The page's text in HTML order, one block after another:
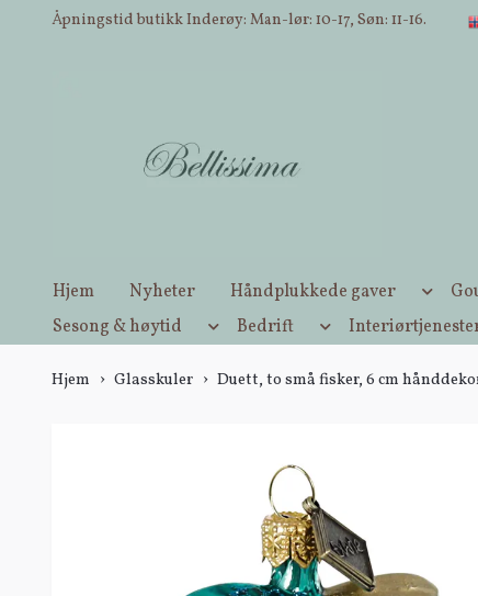
Åpningstid butikk Inderøy: Man-lør: 10-17, Søn: 11-16.
Hjem Nyheter Håndplukkede gaver
Sesong & høytid
Bedrift
Hjem Glasskuler Duett, to små fisker, 6 cm